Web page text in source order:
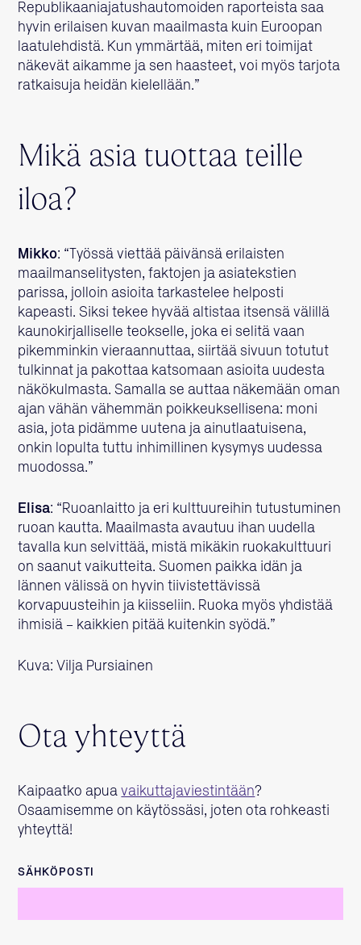
Republikaaniajatushautomoiden raporteista saa
hyvin erilaisen kuvan maailmasta kuin Euroopan
laatulehdistä. Kun ymmärtää, miten eri toimijat
näkevät aikamme ja sen haasteet, voi myös tarjota
ratkaisuja heidän kielellään.”
Mikä asia tuottaa teille
iloa?
Mikko: “Työssä viettää päivänsä erilaisten
maailmanselitysten, faktojen ja asiatekstien
parissa, jolloin asioita tarkastelee helposti
kapeasti. Siksi tekee hyvää altistaa itsensä välillä
kaunokirjalliselle teokselle, joka ei selitä vaan
pikemminkin vieraannuttaa, siirtää sivuun totutut
tulkinnat ja pakottaa katsomaan asioita uudesta
näkökulmasta. Samalla se auttaa näkemään oman
ajan vähän vähemmän poikkeuksellisena: moni
asia, jota pidämme uutena ja ainutlaatuisena,
onkin lopulta tuttu inhimillinen kysymys uudessa
muodossa.”
Elisa: “Ruoanlaitto ja eri kulttuureihin tutustuminen
ruoan kautta. Maailmasta avautuu ihan uudella
tavalla kun selvittää, mistä mikäkin ruokakulttuuri
on saanut vaikutteita. Suomen paikka idän ja
lännen välissä on hyvin tiivistettävissä
korvapuusteihin ja kiisseliin. Ruoka myös yhdistää
ihmisiä – kaikkien pitää kuitenkin syödä.”
Kuva: Vilja Pursiainen
Ota yhteyttä
Kaipaatko apuavaikuttajaviestintään?
Osaamisemme on käytössäsi, joten ota rohkeasti
yhteyttä!
SÄHKÖPOSTI